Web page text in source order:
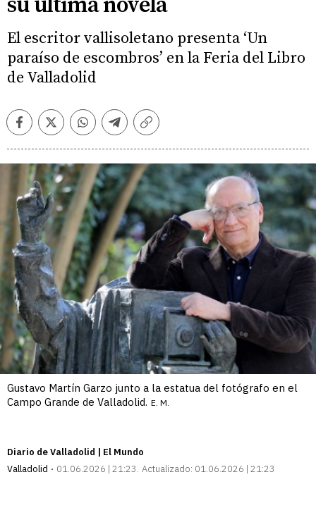
su última novela
El escritor vallisoletano presenta ‘Un
paraíso de escombros’ en la Feria del Libro
de Valladolid
FacebookTwitterWhatsappTelegramCopiar
Gustavo Martín Garzo junto a la estatua del fotógrafo en el
Campo Grande de Valladolid. E. M.
Diario de Valladolid | El Mundo
Valladolid
01.06.2026 | 21:23 Actualizado: 01.06.2026 | 21:23